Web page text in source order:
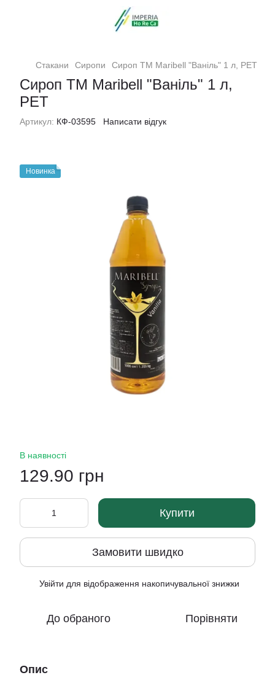
Стакани Сиропи Сироп ТМ Maribell "Ваніль" 1 л, PET
Сироп ТМ Maribell "Ваніль" 1 л,
PET
Артикул: КФ-03595 Написати відгук
Новинка
В наявності
129.90 грн
Купити
Замовити швидко
Увійти для відображення накопичувальної знижки
До обраного Порівняти
Опис